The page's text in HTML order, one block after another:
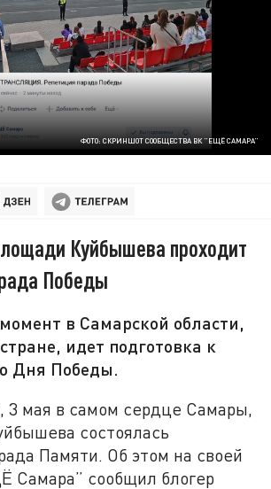
ФОТО: СКРИНШОТ СООБЩЕСТВА ВК "ЕЩЁ САМАРА"
Куйбышева проходит
Победы
в Самарской области,
идет подготовка к
Дня Победы.
3 мая в самом сердце Самары,
состоялась
Памяти. Об этом на своей
Самара” сообщил блогер